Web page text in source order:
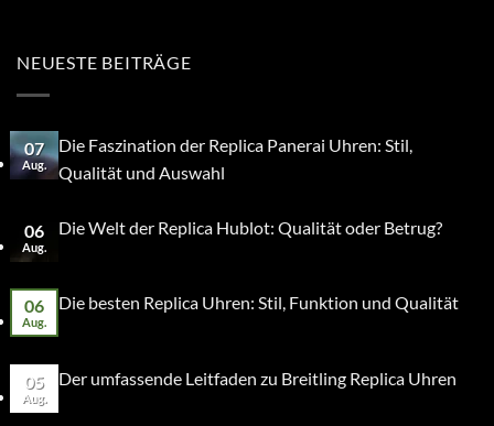
NEUESTE BEITRÄGE
07
Aug.
Die Faszination der Replica Panerai Uhren: Stil,
Qualität und Auswahl
06
Aug.
Die Welt der Replica Hublot: Qualität oder Betrug?
06
Aug.
Die besten Replica Uhren: Stil, Funktion und Qualität
05
Aug.
Der umfassende Leitfaden zu Breitling Replica Uhren